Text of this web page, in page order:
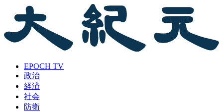
EPOCH TV
政治
経済
社会
防衛